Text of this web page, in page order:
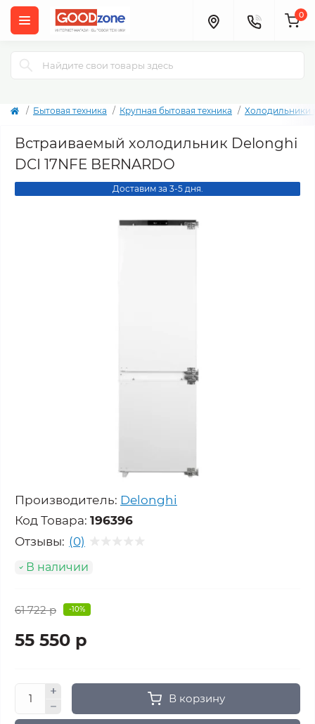
0
Бытовая техника Крупная бытовая техника Холодильники
Встраиваемый холодильник Delonghi
DCI 17NFE BERNARDO
Доставим за 3-5 дня.
Производитель: Delonghi
Код Товара: 196396
Отзывы: (0)
В наличии
61 722 р -10%
55 550 р
В корзину